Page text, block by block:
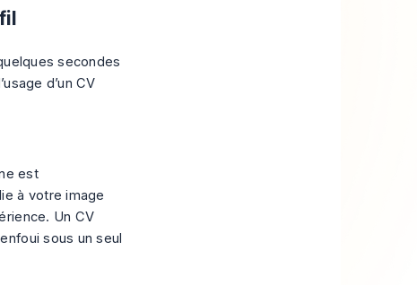
secondes
d’un CV
est
à votre image
Un CV
sous un seul